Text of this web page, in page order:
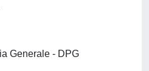
Generale - DPG